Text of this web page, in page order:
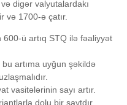
digər valyutalardakı
və 1700-ə çatır.
ü artıq STQ ilə fəaliyyət
artıma uyğun şəkildə
vasitələrinin sayı artır.
dolu bir saytdır.